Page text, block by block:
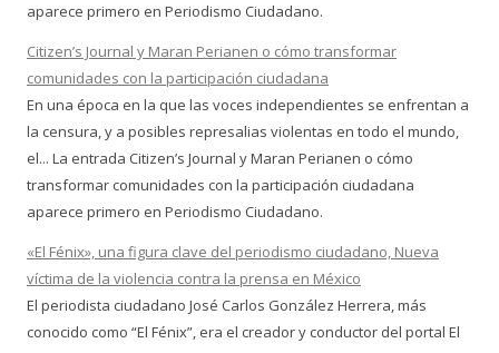
aparece primero en Periodismo Ciudadano.
Citizen’s Journal y Maran Perianen o cómo transformar
comunidades con la participación ciudadana
En una época en la que las voces independientes se enfrentan a
la censura, y a posibles represalias violentas en todo el mundo,
el... La entrada Citizen’s Journal y Maran Perianen o cómo
transformar comunidades con la participación ciudadana
aparece primero en Periodismo Ciudadano.
«El Fénix», una figura clave del periodismo ciudadano, Nueva
víctima de la violencia contra la prensa en México
El periodista ciudadano José Carlos González Herrera, más
conocido como “El Fénix”, era el creador y conductor del portal El